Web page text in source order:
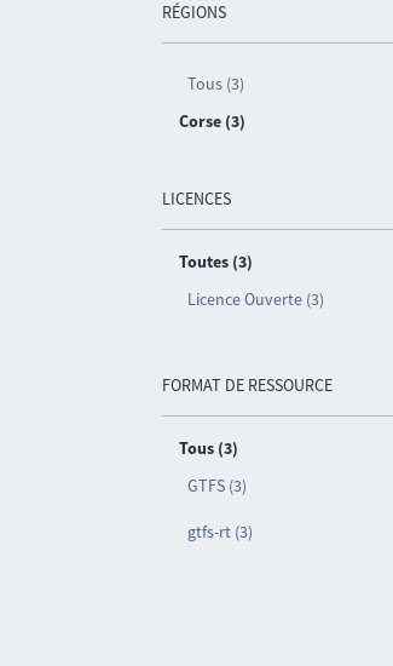
RÉGIONS
Tous (3)
Corse (3)
LICENCES
Toutes (3)
Licence Ouverte (3)
FORMAT DE RESSOURCE
Tous (3)
GTFS (3)
gtfs-rt (3)